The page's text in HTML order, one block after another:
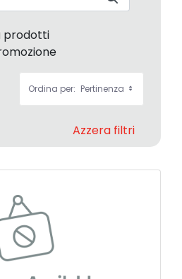
prodotti
Ordina per: Pertinenza
Azzera filtri